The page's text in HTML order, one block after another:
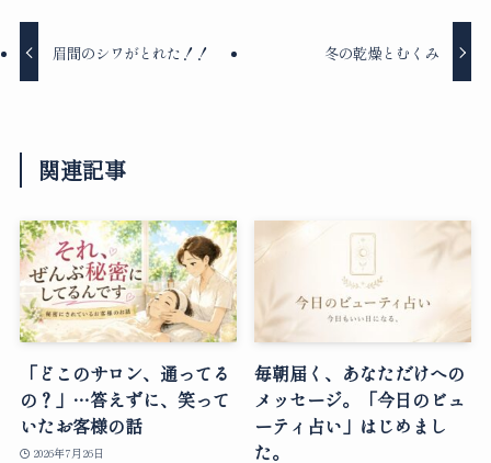
眉間のシワがとれた！！ 冬の乾燥とむくみ
関連記事
「どこのサロン、通ってる
の？」…答えずに、笑って
いたお客様の話
2026年7月26日
毎朝届く、あなただけへの
メッセージ。「今日のビュ
ーティ占い」はじめまし
た。